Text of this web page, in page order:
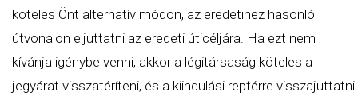
köteles Önt alternatív módon, az eredetihez hasonló
útvonalon eljuttatni az eredeti úticéljára. Ha ezt nem
kívánja igénybe venni, akkor a légitársaság köteles a
jegyárat visszatéríteni, és a kiindulási reptérre visszajuttatni.